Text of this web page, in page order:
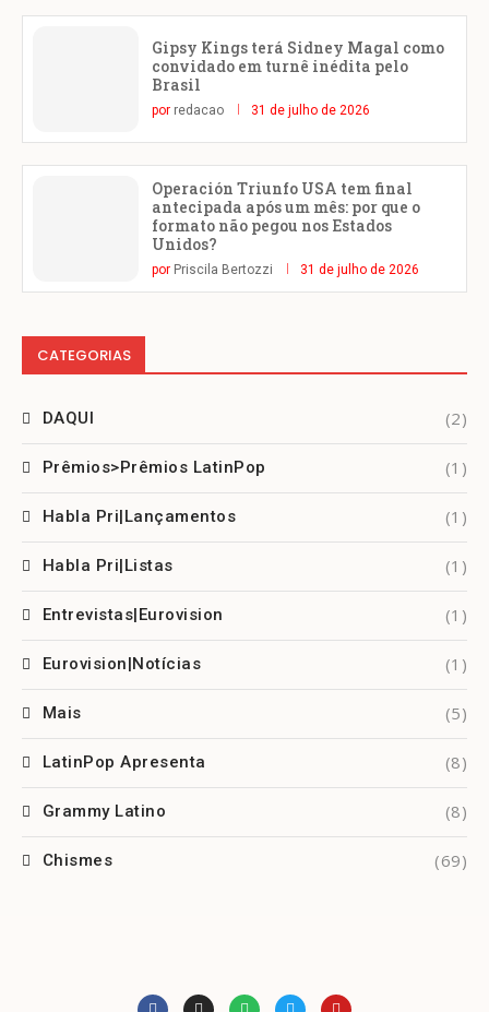
Gipsy Kings terá Sidney Magal como
convidado em turnê inédita pelo
Brasil
por redacao 31 de julho de 2026
Operación Triunfo USA tem final
antecipada após um mês: por que o
formato não pegou nos Estados
Unidos?
por Priscila Bertozzi 31 de julho de 2026
CATEGORIAS
DAQUI (2)
Prêmios>Prêmios LatinPop (1)
Habla Pri|Lançamentos (1)
Habla Pri|Listas (1)
Entrevistas|Eurovision (1)
Eurovision|Notícias (1)
Mais (5)
LatinPop Apresenta (8)
Grammy Latino (8)
Chismes (69)